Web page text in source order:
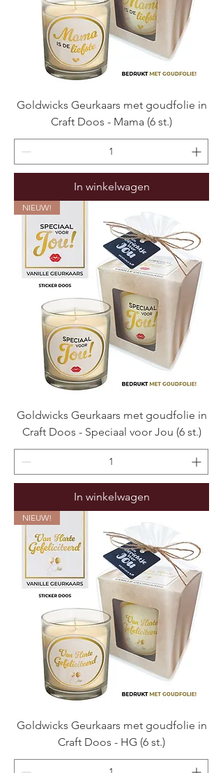
Goldwicks Geurkaars met goudfolie in
Craft Doos - Mama (6 st.)
In winkelwagen
NIEUW!
Goldwicks Geurkaars met goudfolie in
Craft Doos - Speciaal voor Jou (6 st.)
In winkelwagen
NIEUW!
Goldwicks Geurkaars met goudfolie in
Craft Doos - HG (6 st.)